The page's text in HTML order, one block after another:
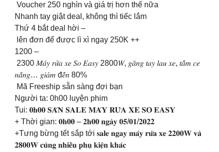
Voucher 250 nghìn và giá trị hơn thế nữa
Nhanh tay giật deal, không thì tiếc lắm
Thứ 4 bắt deal hời –
lên đơn để được lì xì ngay 250K ++
1200 –
2300 𝑀𝑎́𝑦 𝑟𝑢̛̉𝑎 𝑥𝑒 𝑆𝑜 𝐸𝑎𝑠𝑦 2800𝑊, 𝑔𝑎̆𝑛𝑔 𝑡𝑎𝑦 𝑙𝑎𝑢 𝑥𝑒, 𝑡𝑎̂́𝑚 𝑐𝑒
𝑛𝑎̆́𝑛𝑔… 𝑔𝑖𝑎̉𝑚 đ𝑒̂́𝑛 80%
Mã Freeship sẵn sàng đợi bạn
Người ta: 0h00 luyện phim
Tui: 𝟎𝐡𝟎𝟎 𝐒𝐀̆𝐍 𝐒𝐀𝐋𝐄 𝐌𝐀́𝐘 𝐑𝐔̛̉𝐀 𝐗𝐄 𝐒𝐎 𝐄𝐀𝐒𝐘
+ Thời gian: 𝟎𝐡𝟎𝟎 – 𝟐𝐡𝟎𝟎 𝐧𝐠𝐚̀𝐲 𝟎𝟓/𝟎𝟏/𝟐𝟎𝟐𝟐
+Tưng bừng tết sắp tới 𝐬𝐚𝐥𝐞 𝐧𝐠𝐚𝐲 𝐦𝐚́𝐲 𝐫𝐮̛̉𝐚 𝐱𝐞 𝟐𝟐𝟎𝟎𝐖 𝐯𝐚̀
𝟐𝟖𝟎𝟎𝐖 𝐜𝐮̀𝐧𝐠 𝐧𝐡𝐢𝐞̂̀𝐮 𝐩𝐡𝐮̣ 𝐤𝐢𝐞̣̂𝐧 𝐤𝐡𝐚́𝐜